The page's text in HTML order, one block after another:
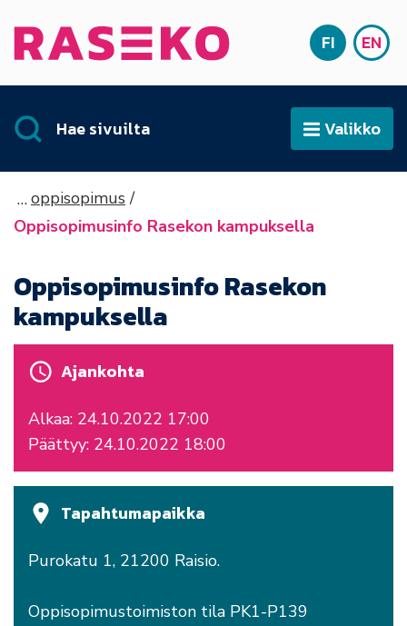
Etusivu SUOMI
FI EN
Hae sivuilta AvaaValikko
oppisopimus
Oppisopimusinfo Rasekon kampuksella
Oppisopimusinfo Rasekon
kampuksella
Ajankohta
Alkaa: 24.10.2022 17:00
Päättyy: 24.10.2022 18:00
Tapahtumapaikka
Purokatu 1, 21200 Raisio.
Oppisopimustoimiston tila PK1-P139